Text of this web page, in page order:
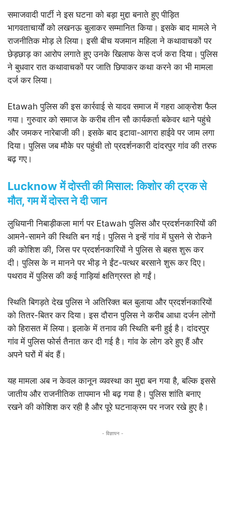
समाजवादी पार्टी ने इस घटना को बड़ा मुद्दा बनाते हुए पीड़ित
भागवताचार्यों को लखनऊ बुलाकर सम्मानित किया। इसके बाद मामले ने
राजनीतिक मोड़ ले लिया। इसी बीच यजमान महिला ने कथावाचकों पर
छेड़छाड़ का आरोप लगाते हुए उनके खिलाफ केस दर्ज करा दिया। पुलिस
ने बुधवार रात कथावाचकों पर जाति छिपाकर कथा करने का भी मामला
दर्ज कर लिया।
Etawah पुलिस की इस कार्रवाई से यादव समाज में गहरा आक्रोश फैल
गया। गुरुवार को समाज के करीब तीन सौ कार्यकर्ता बकेवर थाने पहुंचे
और जमकर नारेबाजी की। इसके बाद इटावा-आगरा हाईवे पर जाम लगा
दिया। पुलिस जब मौके पर पहुंची तो प्रदर्शनकारी दांदरपुर गांव की तरफ
बढ़ गए।
Lucknow में दोस्ती की मिसाल: किशोर की ट्रक से
मौत, गम में दोस्त ने दी जान
लुधियानी निबाड़ीकला मार्ग पर Etawah पुलिस और प्रदर्शनकारियों की
आमने-सामने की स्थिति बन गई। पुलिस ने इन्हें गांव में घुसने से रोकने
की कोशिश की, जिस पर प्रदर्शनकारियों ने पुलिस से बहस शुरू कर
दी। पुलिस के न मानने पर भीड़ ने ईंट-पत्थर बरसाने शुरू कर दिए।
पथराव में पुलिस की कई गाड़ियां क्षतिग्रस्त हो गईं।
स्थिति बिगड़ते देख पुलिस ने अतिरिक्त बल बुलाया और प्रदर्शनकारियों
को तितर-बितर कर दिया। इस दौरान पुलिस ने करीब आधा दर्जन लोगों
को हिरासत में लिया। इलाके में तनाव की स्थिति बनी हुई है। दांदरपुर
गांव में पुलिस फोर्स तैनात कर दी गई है। गांव के लोग डरे हुए हैं और
अपने घरों में बंद हैं।
यह मामला अब न केवल कानून व्यवस्था का मुद्दा बन गया है, बल्कि इससे
जातीय और राजनीतिक तापमान भी बढ़ गया है। पुलिस शांति बनाए
रखने की कोशिश कर रही है और पूरे घटनाक्रम पर नजर रखे हुए है।
- विज्ञापन -